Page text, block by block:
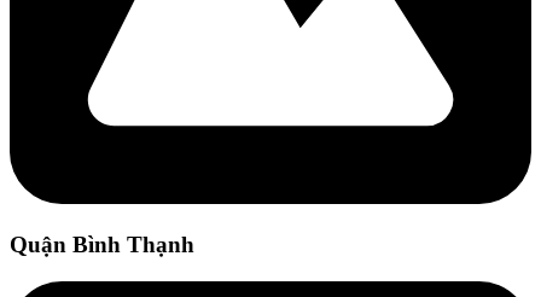
Quận Bình Thạnh